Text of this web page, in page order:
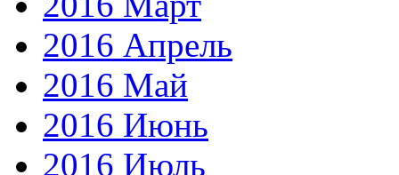
2016 Апрель
2016 Май
2016 Июнь
2016 Июль